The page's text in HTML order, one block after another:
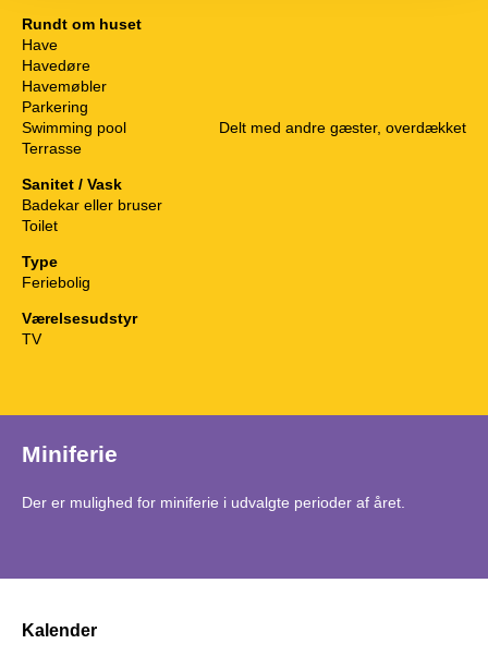
Rundt om huset
Have
Havedøre
Havemøbler
Parkering
Swimming pool
Delt med andre gæster, overdækket
Terrasse
Sanitet / Vask
Badekar eller bruser
Toilet
Type
Feriebolig
Værelsesudstyr
TV
Miniferie
Der er mulighed for miniferie i udvalgte perioder af året.
Kalender